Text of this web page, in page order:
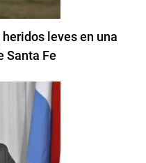
leves en una
Santa Fe